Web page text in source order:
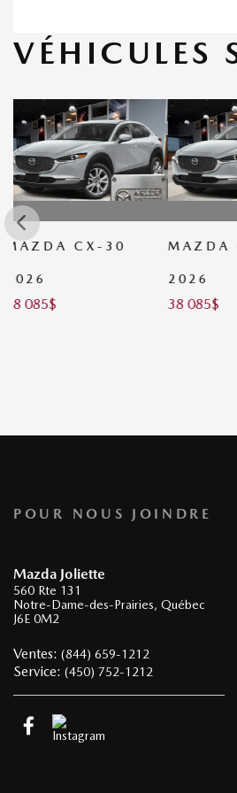
VÉHICULES
MAZDA CX-30
2026
38 085 2024
POUR NOUS JOINDRE
Mazda Joliette
560 Rte 131
Notre-Dame-des-Prairies, Québec
J6E 0M2
Ventes: (844) 659-1212
Service: (450) 752-1212